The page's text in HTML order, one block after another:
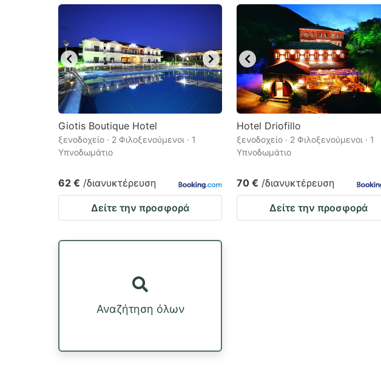
Giotis Boutique Hotel
ξενοδοχείο · 2 Φιλοξενούμενοι · 1
Υπνοδωμάτιο
62 € /διανυκτέρευση
Δείτε την προσφορά
Hotel Driofillo
ξενοδοχείο · 2 Φιλοξενούμενοι · 1
Υπνοδωμάτιο
70 € /διανυκτέρευση
Δείτε την προσφορά
Αναζήτηση όλων